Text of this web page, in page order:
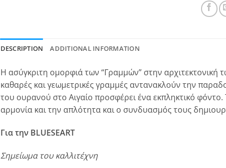
DESCRIPTION ADDITIONAL INFORMATION
Η ασύγκριτη ομορφιά των “Γραμμών” στην αρχιτεκτονική
καθαρές και γεωμετρικές γραμμές αντανακλούν την
του ουρανού στο Αιγαίο προσφέρει ένα εκπληκτικό φόντο.
αρμονία και την απλότητα και ο συνδυασμός τους
Για την BLUESEART
Σημείωμα του καλλιτέχνη